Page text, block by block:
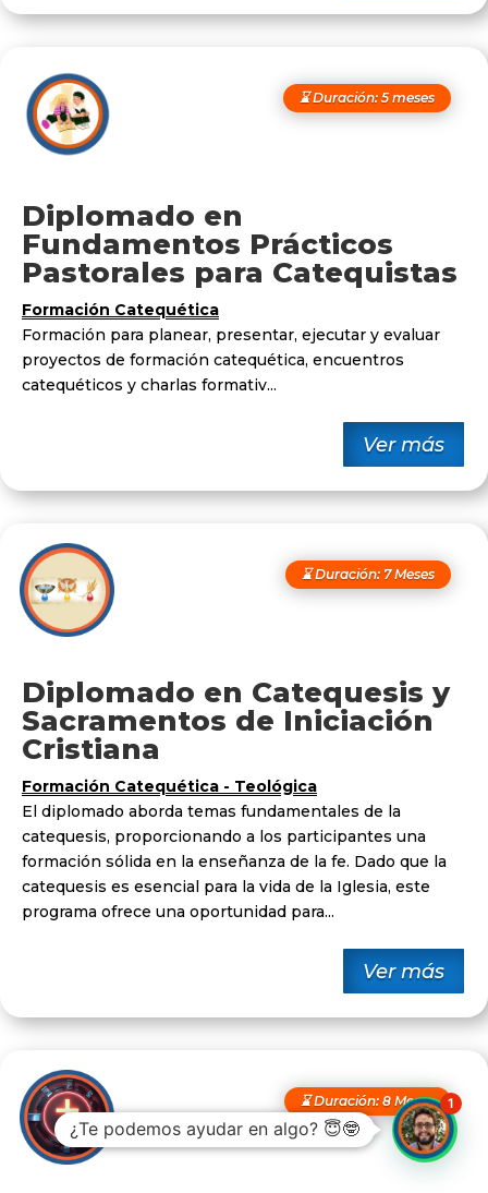
⌛ Duración: 5 meses
Diplomado en
Fundamentos Prácticos
Pastorales para Catequistas
Formación Catequética
Formación para planear, presentar, ejecutar y evaluar
proyectos de formación catequética, encuentros
catequéticos y charlas formativ...
Ver más
⌛ Duración: 7 Meses
Diplomado en Catequesis y
Sacramentos de Iniciación
Cristiana
Formación Catequética - Teológica
El diplomado aborda temas fundamentales de la
catequesis, proporcionando a los participantes una
formación sólida en la enseñanza de la fe. Dado que la
catequesis es esencial para la vida de la Iglesia, este
programa ofrece una oportunidad para...
Ver más
⌛ Duración: 8 Meses
¿Te podemos ayudar en algo? 😇🤓
1